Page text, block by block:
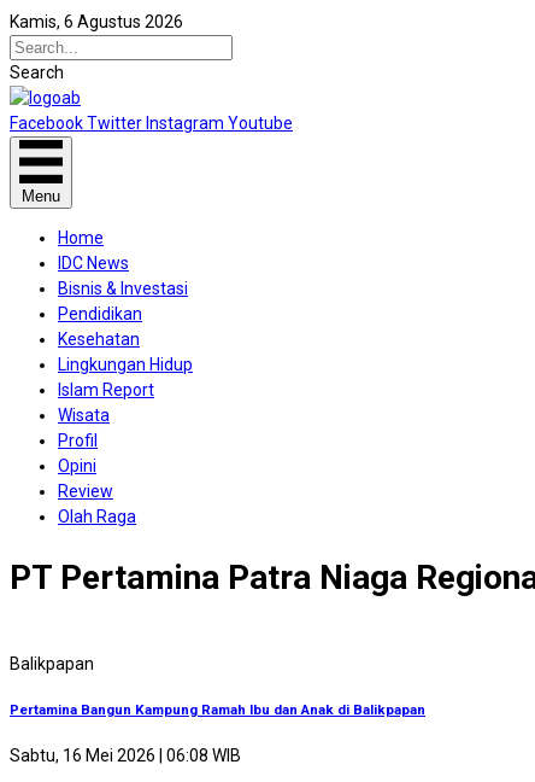
Kamis, 6 Agustus 2026
Search
FacebookTwitter Instagram Youtube
Menu
Home
IDC News
Bisnis & Investasi
Pendidikan
Kesehatan
Lingkungan Hidup
Islam Report
Wisata
Profil
Opini
Review
Olah Raga
PT Pertamina Patra Niaga
Balikpapan
Pertamina Bangun Kampung Ramah Ibu dan Anak di Balikpapan
Sabtu, 16 Mei 2026 | 06:08 WIB